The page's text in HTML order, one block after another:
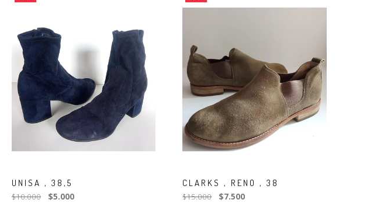
UNISA , 38,5
$10.000 $5.000
CLARKS , RENO , 38
$15.000 $7.500